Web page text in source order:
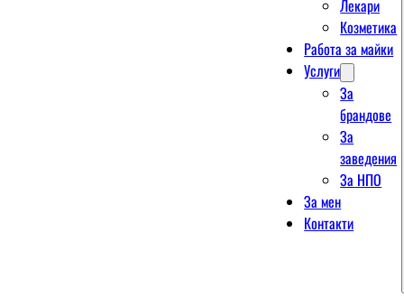
Лекари
Козметика
Работа за майки
Услуги
За
брандове
За
заведения
За НПО
За мен
Контакти